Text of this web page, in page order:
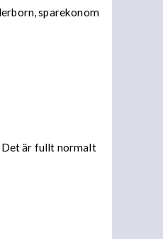
sparekonom
Det är fullt normalt